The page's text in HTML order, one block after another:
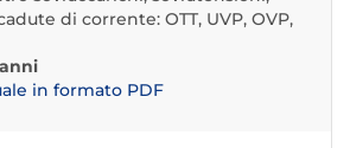
di corrente: OTT, UVP, OVP,
in formato PDF